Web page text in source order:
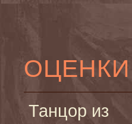
ОЦЕНКИ
Танцор из